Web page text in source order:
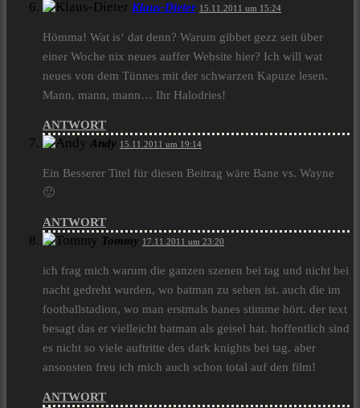
Klaus-Dieter 15.11.2011 um 15:24
Hömma! Wat is‘ dat denn? Warum gibbet gezz seit über
einer Woche nix neues auffer Website hier? Ich will wat
neues von dem Tünnes mit der schwarzen Kapuze lesen.
Mann, mann, mann… Ihr Halodries!
ANTWORT
Andy 15.11.2011 um 19:14
Ein Besserer Titel für diesen Beitrag wäre Bane vs. Wayne
🙂
ANTWORT
Tommy 17.11.2011 um 23:20
ich frag mich warum die ganzen szenen bei tag und nicht bei
nacht gedreht wurden, wo batman zu sehen ist. auch die im
footballstadion, wo man erstmals banes stimme hört. der text
besagt das er vielleicht batman als geisel hat. hoffentlich sind
es nicht so viele auftritte des dark knights bei tag. aber
ansonsten freu ich mich auch schon total auf den film!
ANTWORT